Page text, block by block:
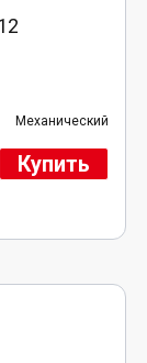
Механический
Купить